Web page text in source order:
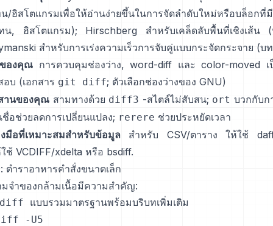
/ฮิสโตแกรมเพื่อให้อ่านง่ายขึ้นในการจัดลำดับใหม่หรือบล็อกที่มี
น, ฮิสโตแกรม); Hirschberg สำหรับเคล็ดลับพื้นที่เชิงเส้น (
สำหรับการเร่งความเร็วการจับคู่แบบกระจัดกระจาย (บ
องคุณ การควบคุมช่องว่าง, word-diff และ color-moved
อบ (เอกสาร git diff; ตัวเลือกช่องว่างของ GNU)
านของคุณ สามทางด้วย diff3 -สไตล์ไม่สับสน; ort บวกกับก
ชื่อช่วยลดการเปลี่ยนแปลง; rerere ช่วยประหยัดเวลา
งมือที่เหมาะสมสำหรับข้อมูล สำหรับ CSV/ตาราง ให้ใช้
ช้ VCDIFF/xdelta หรือ bsdiff.
ตำราอาหารคำสั่งขนาดเล็ก
มจำของกล้ามเนื้อมีความสำคัญ:
แบบรวมมาตรฐานพร้อมบริบทเพิ่มเติม
-U5